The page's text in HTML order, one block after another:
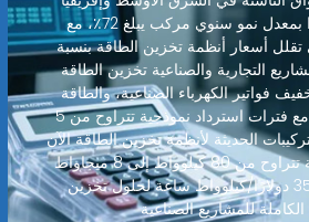
أسرع المناطق نموًا بمعدل نمو سنوي مركب يبلغ 72٪، مع
تقلل أسعار أنظمة تخزين الطاقة بنسبة
التجارية والصناعية تخزين الطاقة
فواتير الكهرباء الصناعية، والطاقة
الاحتياطية للطوارئ، مع فترات استرداد نموذجية تتراوح من 5
التركيبات الحديثة لأنظمة تخزين الطاقة الآن
بأنظمة متكاملة بسعة تتراوح من 80 كيلوواط إلى 8 ميجاواط
بتكاليف أقل من 350 دولارًا/كيلوواط ساعة لحلول تخزين